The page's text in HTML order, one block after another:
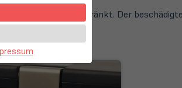
ist nicht eingeschränkt. Der